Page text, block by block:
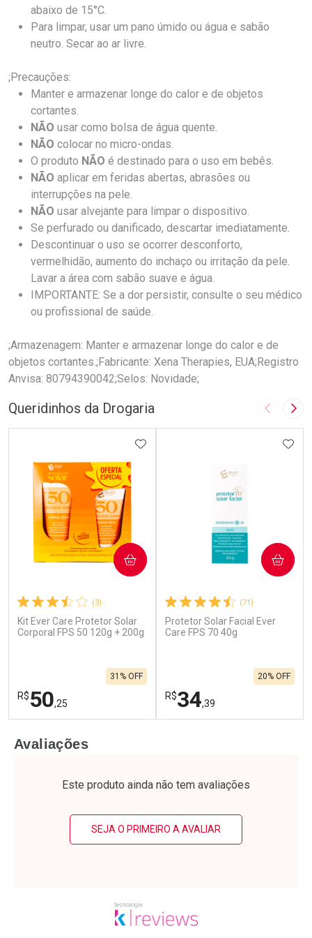
abaixo de 15°C.
Para limpar, usar um pano úmido ou água e sabão
neutro. Secar ao ar livre.
;Precauções:
Manter e armazenar longe do calor e de objetos
cortantes.
NÃO usar como bolsa de água quente.
NÃO colocar no micro-ondas.
O produto NÃO é destinado para o uso em bebês.
NÃO aplicar em feridas abertas, abrasões ou
interrupções na pele.
NÃO usar alvejante para limpar o dispositivo.
Se perfurado ou danificado, descartar imediatamente.
Descontinuar o uso se ocorrer desconforto,
vermelhidão, aumento do inchaço ou irritação da pele.
Lavar a área com sabão suave e água.
IMPORTANTE: Se a dor persistir, consulte o seu médico
ou profissional de saúde.
;Armazenagem: Manter e armazenar longe do calor e de
objetos cortantes.;Fabricante: Xena Therapies, EUA;Registro
Anvisa: 80794390042;Selos: Novidade;
Queridinhos da Drogaria Imagem
(3)
Kit Ever Care Protetor Solar
Corporal FPS 50 120g + 200g
R$50,25
31% OFF
ADICIONAR AOS FAVORITOS
COMPRAR
Laboratório
Por Menos
(71)
Protetor Solar Facial Ever
Care FPS 70 40g
R$34,39
20% OFF
COMPRAR
Laboratório
Por Menos
Avaliações
Este produto ainda não tem avaliações
SEJA O PRIMEIRO A AVALIAR